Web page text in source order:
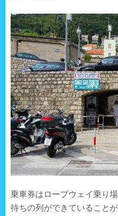
乗車券はロープウェイ乗り
待ちの列ができていること